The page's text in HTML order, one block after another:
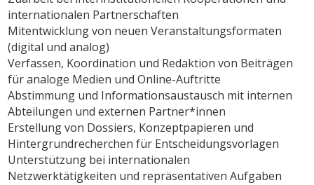
internationalen Partnerschaften
Mitentwicklung von neuen Veranstaltungsformaten
(digital und analog)
Verfassen, Koordination und Redaktion von Beiträgen
für analoge Medien und Online-Auftritte
Abstimmung und Informationsaustausch mit internen
Abteilungen und externen Partner*innen
Erstellung von Dossiers, Konzeptpapieren und
Hintergrundrecherchen für Entscheidungsvorlagen
Unterstützung bei internationalen
Netzwerktätigkeiten und repräsentativen Aufgaben